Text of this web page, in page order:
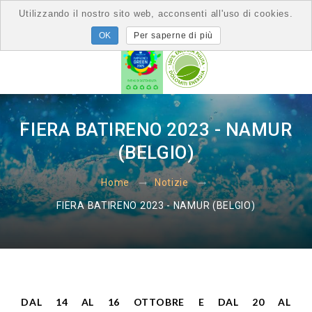
FIERA BATIRENO 2023 - NAMUR
(BELGIO)
Home Notizie
FIERA BATIRENO 2023 - NAMUR (BELGIO)
DAL 14 AL 16 OTTOBRE E DAL 20 AL
Utilizzando il nostro sito web, acconsenti all'uso di cookies.
Per saperne di più